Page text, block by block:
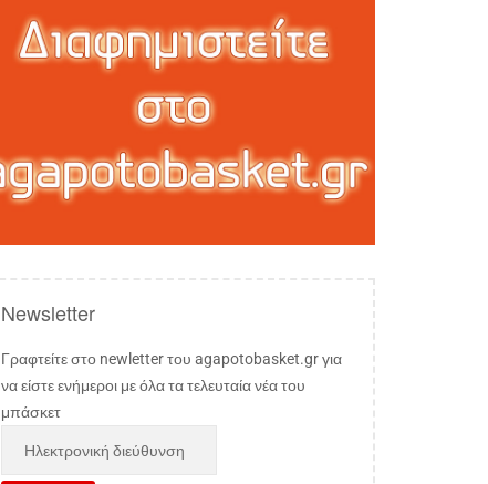
Newsletter
Γραφτείτε στο newletter του agapotobasket.gr για
να είστε ενήμεροι με όλα τα τελευταία νέα του
μπάσκετ